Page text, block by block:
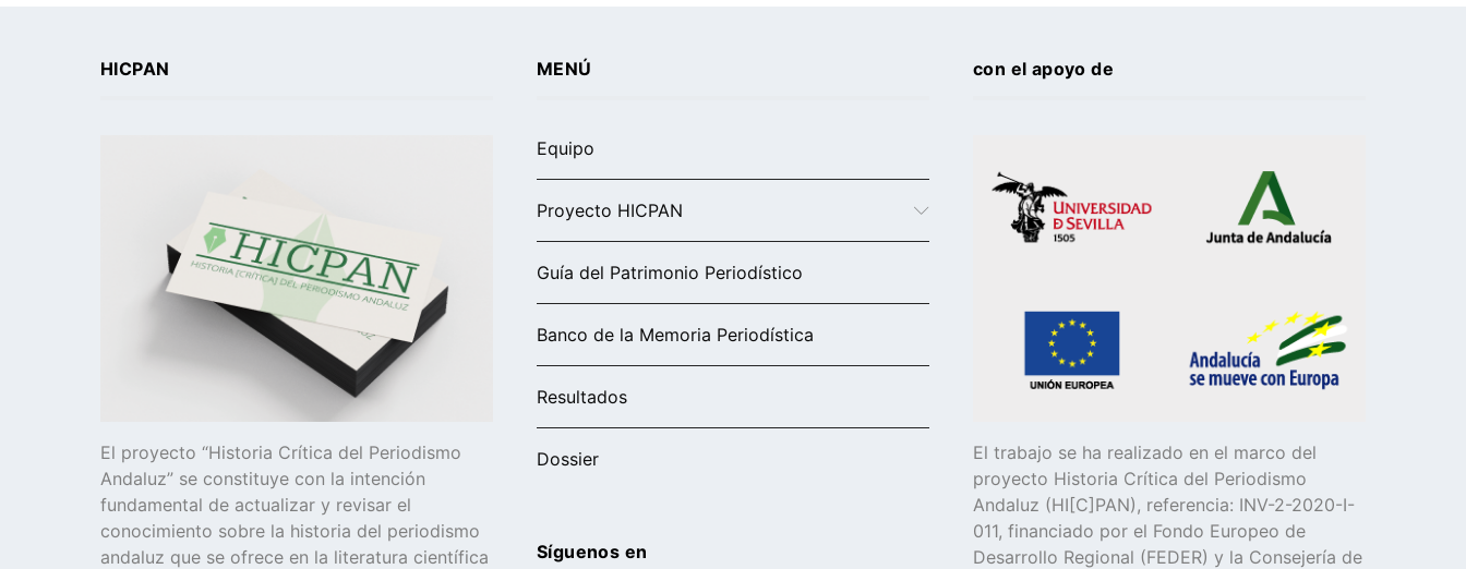
HICPAN
El proyecto “Historia Crítica del Periodismo
Andaluz” se constituye con la intención
fundamental de actualizar y revisar el
conocimiento sobre la historia del periodismo
andaluz que se ofrece en la literatura científica
MENÚ
Equipo
Proyecto HICPAN
Guía del Patrimonio Periodístico
Banco de la Memoria Periodística
Resultados
Dossier
Síguenos en
con el apoyo de
El trabajo se ha realizado en el marco del
proyecto Historia Crítica del Periodismo
Andaluz (HI[C]PAN), referencia: INV-2-2020-I-
011, financiado por el Fondo Europeo de
Desarrollo Regional (FEDER) y la Consejería de